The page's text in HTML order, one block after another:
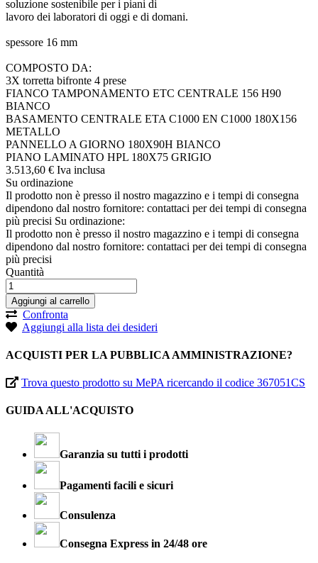
soluzione sostenibile per i piani di
lavoro dei laboratori di oggi e di domani.
spessore 16 mm
COMPOSTO DA:
3X torretta bifronte 4 prese
FIANCO TAMPONAMENTO ETC CENTRALE 156 H90
BIANCO
BASAMENTO CENTRALE ETA C1000 EN C1000 180X156
METALLO
PANNELLO A GIORNO 180X90H BIANCO
PIANO LAMINATO HPL 180X75 GRIGIO
3.513,60 € Iva inclusa
Su ordinazione
Il prodotto non è presso il nostro magazzino e i tempi di consegna
dipendono dal nostro fornitore: contattaci per dei tempi di consegna
più precisi Su ordinazione:
Il prodotto non è presso il nostro magazzino e i tempi di consegna
dipendono dal nostro fornitore: contattaci per dei tempi di consegna
più precisi
Quantità
Aggiungi al carrello
Confronta
Aggiungi alla lista dei desideri
ACQUISTI PER LA PUBBLICA AMMINISTRAZIONE?
Trova questo prodotto su MePA ricercando il codice 367051CS
GUIDA ALL'ACQUISTO
Garanzia su tutti i prodotti
Pagamenti facili e sicuri
Consulenza
Consegna Express in 24/48 ore